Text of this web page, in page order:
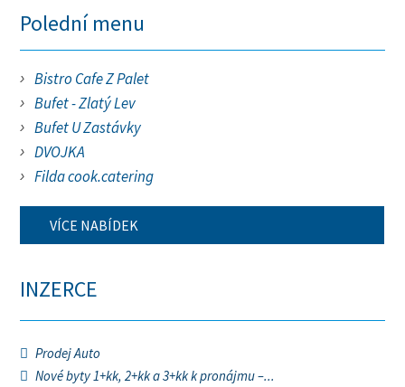
Polední menu
Bistro Cafe Z Palet
Bufet - Zlatý Lev
Bufet U Zastávky
DVOJKA
Filda cook.catering
VÍCE NABÍDEK
INZERCE
Prodej Auto
Nové byty 1+kk, 2+kk a 3+kk k pronájmu –...